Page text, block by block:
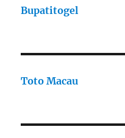
Bupatitogel
Toto Macau